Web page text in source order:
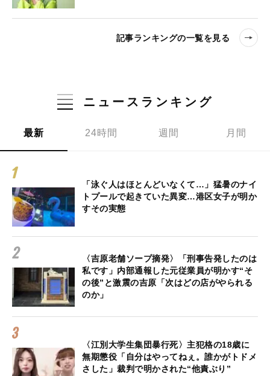
記事ランキングの一覧を見る
ニュースランキング
最新 24時間 週間 月間
「泳ぐ人はほとんどいなくて…」猛暑のナイ
トプールで起きていた異変…港区女子が明か
すその実態
〈吉原老舗ソープ摘発〉「刑事告発したのは
私です」内部通報した元従業員が明かす“そ
の後”と激震の吉原「次はどの店がやられる
のか」
〈江別大学生集団暴行死〉主犯格の18歳に
無期懲役「自分はやってねぇ。誰かがトドメ
さした」裁判で明かされた“他責ぶり”